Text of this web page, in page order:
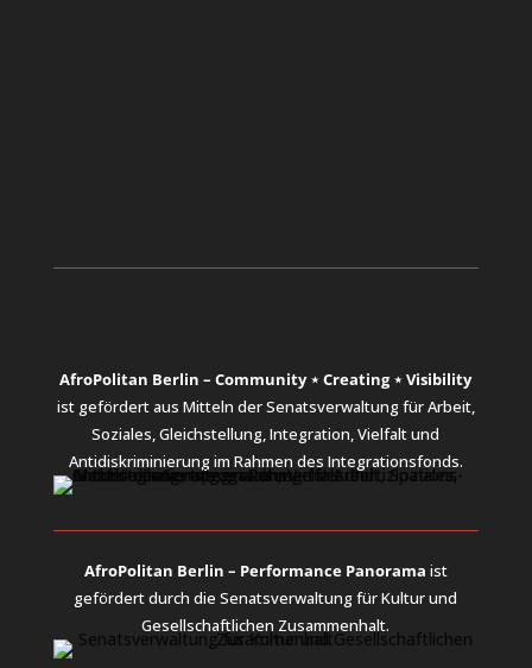
AfroPolitan Berlin – Community ⋆ Creating ⋆ Visibility
ist gefördert aus Mitteln der Senatsverwaltung für Arbeit,
Soziales, Gleichstellung, Integration, Vielfalt und
Antidiskriminierung im Rahmen des Integrationsfonds.
AfroPolitan Berlin – Performance Panorama ist
gefördert durch die Senatsverwaltung für Kultur und
Gesellschaftlichen Zusammenhalt.